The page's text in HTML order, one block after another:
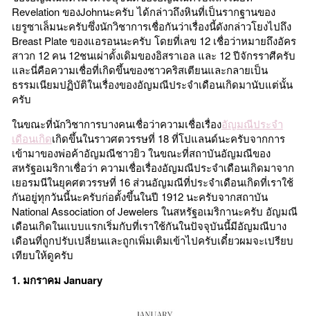
Revelation ของJohnนะครับ ได้กล่าวถึงหินที่เป็นรากฐานของ
เยรูซาเล็มนะครับซึ่งนักวิชาการเชื่อกันว่าเรื่องนี้ดังกล่าวโยงไปถึง
Breast Plate ของแอรอนนะครับ โดยที่เลข 12 เชื่อว่าหมายถึงอัคร
สาวก 12 คน 12ชนเผ่าดั้งเดิมของอิสราเอล และ 12 ปีจักรราศีครับ
และนี่คือความเชื่อที่เกิดขึ้นของชาวคริสเตียนและกลายเป็น
ธรรมเนียมปฏิบัติในเรื่องของอัญมณีประจำเดือนเกิดมานับแต่นั้น
ครับ
ในขณะที่นักวิชาการบางคนเชื่อว่าความเชื่อเรื่องอัญมณีประจำ
เดือนเกิดเกิดขึ้นในราวศตวรรษที่ 18 ที่โปแลนด์นะครับจากการ
เข้ามาของพ่อค้าอัญมณีชาวยิว ในขณะที่สถาบันอัญมณีของ
สหรัฐอเมริกาเชื่อว่า ความเชื่อเรื่องอัญมณีประจำเดือนเกิดมาจาก
เยอรมนีในยุคศตวรรษที่ 16 ส่วนอัญมณีที่ประจำเดือนเกิดที่เราใช้
กันอยู่ทุกวันนี้นะครับก่อตั้งขึ้นในปี 1912 นะครับจากสถาบัน
National Association of Jewelers ในสหรัฐอเมริกานะครับ อัญมณี
เดือนเกิดในแบบแรกเริ่มกับที่เราใช้กันในปัจจุบันนี้มีอัญมณีบาง
เดือนที่ถูกปรับเปลี่ยนและถูกเพิ่มเติมเข้าไปครับเดี๋ยวผมจะเปรียบ
เทียบให้ดูครับ
1. มกราคม January